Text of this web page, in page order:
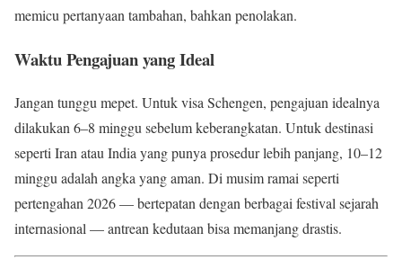
memicu pertanyaan tambahan, bahkan penolakan.
Waktu Pengajuan yang Ideal
Jangan tunggu mepet. Untuk visa Schengen, pengajuan idealnya
dilakukan 6–8 minggu sebelum keberangkatan. Untuk destinasi
seperti Iran atau India yang punya prosedur lebih panjang, 10–12
minggu adalah angka yang aman. Di musim ramai seperti
pertengahan 2026 — bertepatan dengan berbagai festival sejarah
internasional — antrean kedutaan bisa memanjang drastis.